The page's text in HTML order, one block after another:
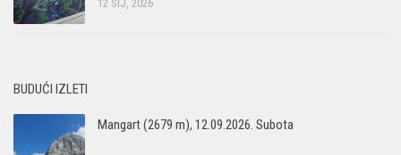
12 SIJ, 2026
BUDUĆI IZLETI
Mangart (2679 m), 12.09.2026. Subota